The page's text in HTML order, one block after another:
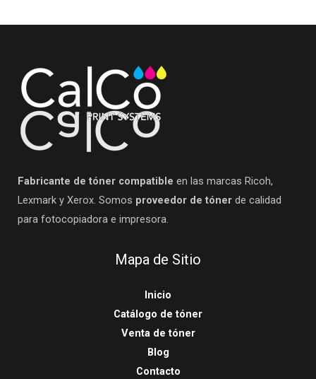
Fabricante de tóner compatible en las marcas Ricoh,
Lexmark y Xerox. Somos proveedor de tóner de calidad
para fotocopiadora e impresora.
Mapa de Sitio
Inicio
Catálogo de tóner
Venta de tóner
Blog
Contacto